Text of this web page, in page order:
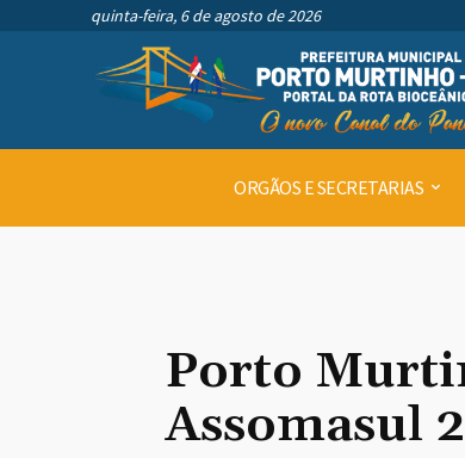
quinta-feira, 6 de agosto de 2026
ORGÃOS E SECRETARIAS
Porto
Assomasul